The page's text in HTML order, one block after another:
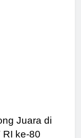
Juara di
RI ke-80